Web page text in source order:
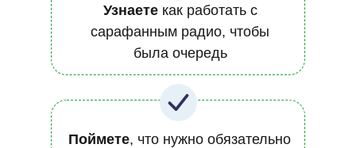
Узнаетекак работать с
сарафанным радио, чтобы
была очередь
Поймете, что нужно обязательно